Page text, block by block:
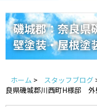
来店予約
地
磯城郡：奈良
壁塗装・屋根塗
ホーム > スタッフブログ
良県磯城郡川西町H様邸 外